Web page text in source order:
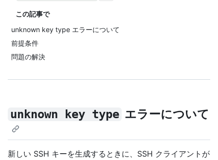
この記事で
unknown key type エラーについて
前提条件
問題の解決
unknown key type エラーについて
新しい SSH キーを生成するときに、SSH クライアントが